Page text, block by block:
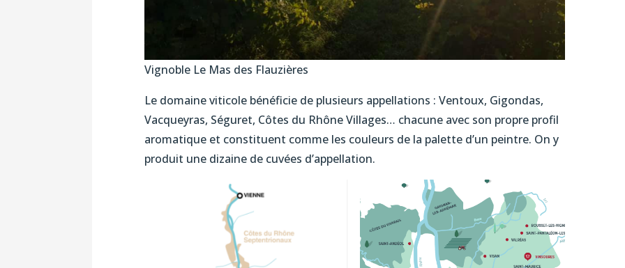
Vignoble Le Mas des Flauzières
Le domaine viticole bénéficie de plusieurs appellations : Ventoux, Gigondas,
Vacqueyras, Séguret, Côtes du Rhône Villages… chacune avec son propre profil
aromatique et constituent comme les couleurs de la palette d’un peintre. On y
produit une dizaine de cuvées d’appellation.